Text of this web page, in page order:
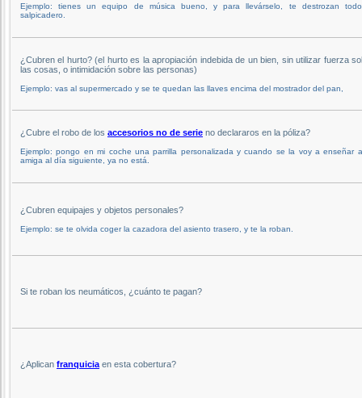
Ejemplo: tienes un equipo de música bueno, y para llevárselo, te destrozan
salpicadero.
¿Cubren el hurto? (el hurto es la apropiación indebida de un bien, sin utilizar fuerza
las cosas, o intimidación sobre las personas)
Ejemplo: vas al supermercado y se te quedan las llaves encima del mostrador del pan,
¿Cubre el robo de los accesorios no de serie no declararos en la póliza?
Ejemplo: pongo en mi coche una parrilla personalizada y cuando se la voy a enseñar
amiga al día siguiente, ya no está.
¿Cubren equipajes y objetos personales?
Ejemplo: se te olvida coger la cazadora del asiento trasero, y te la roban.
Si te roban los neumáticos, ¿cuánto te pagan?
¿Aplican franquicia en esta cobertura?